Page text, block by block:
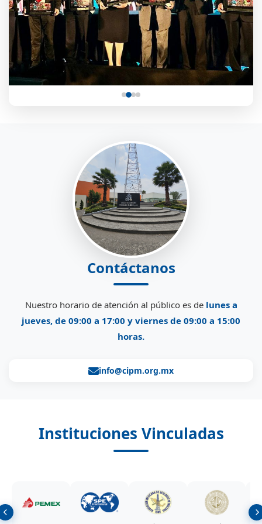
Contáctanos
Nuestro horario de atención al público es de lunes a
jueves, de 09:00 a 17:00 y viernes de 09:00 a 15:00
horas.
info@cipm.org.mx
Instituciones Vinculadas